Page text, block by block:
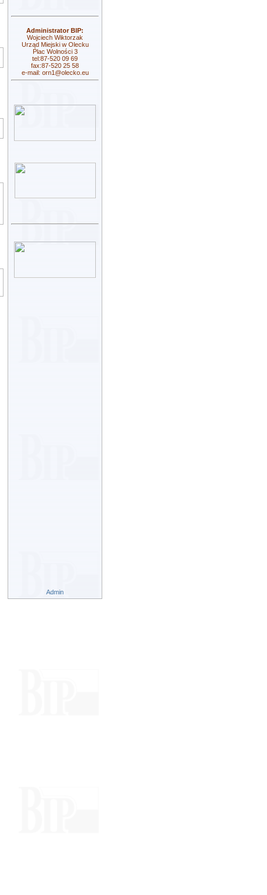
Administrator BIP:
Wojciech Wiktorzak
Urząd Miejski w Olecku
Plac Wolności 3
tel:87-520 09 69
fax:87-520 25 58
e-mail: orn1@olecko.eu
Admin